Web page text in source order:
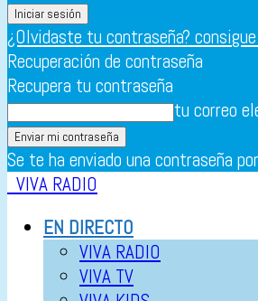
¿Olvidaste tu contraseña?
Recuperación de contraseña
Recupera tu contraseña
tu correo
Se te ha enviado una contraseña
VIVA RADIO
EN DIRECTO
VIVA RADIO
VIVA TV